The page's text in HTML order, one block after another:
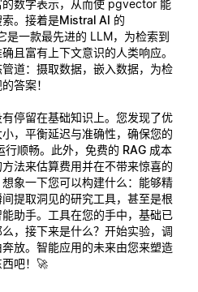
数字表示，从而使 pgvector 能
。接着是Mistral AI 的
是一款最先进的 LLM，为检索到
且富有上下文意识的人类响应。
道：摄取数据，嵌入数据，为检
答案！
停留在基础知识上。您发现了优
，平衡延迟与准确性，确保您的
顺畅。此外， 免费的 RAG 成本
法来估算费用并在不带来惊喜的
象一下您可以构建什么：能够精
提取洞见的研究工具，甚至是根
助手。工具在您的手中，基础已
，接下来是什么？开始实验，调
放。智能应用的未来由您来塑造
吧！🚀